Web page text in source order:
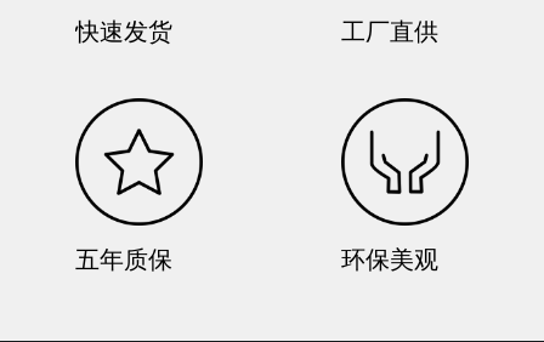
快速发货 工厂直供
五年质保 环保美观